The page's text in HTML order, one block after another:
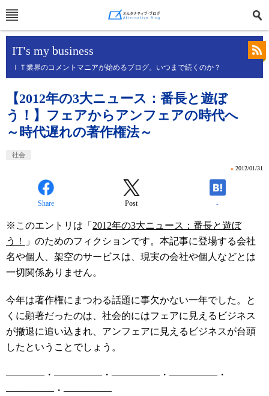
IT's my business
ＩＴ業界のコメントマニアが始めるブログ。いつまで続くのか？
【2012年の3大ニュース：番長と遊ぼ
う！】フェアからアンフェアの時代へ
～時代遅れの著作権法～
社会
» 2012/01/31
Share Post -
※このエントリは「 2012年の3大ニュース：番長と遊ぼ
う！
」のためのフィクションです。本記事に登場する会社
名や個人、架空のサービスは、現実の会社や個人などとは
一切関係ありません。
今年は著作権にまつわる話題に事欠かない一年でした。と
くに顕著だったのは、社会的にはフェアに見えるビジネス
が撤退に追い込まれ、アンフェアに見えるビジネスが台頭
したということでしょう。
――――・―――――・―――――・―――――・
―――――・―――――